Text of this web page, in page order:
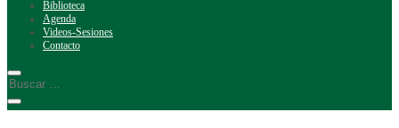
Biblioteca
Agenda
Videos-Sesiones
Contacto